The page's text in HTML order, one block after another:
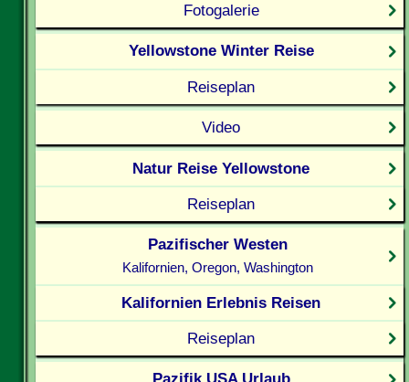
Fotogalerie
Yellowstone Winter Reise
Reiseplan
Video
Natur Reise Yellowstone
Reiseplan
Pazifischer Westen
Kalifornien, Oregon, Washington
Kalifornien Erlebnis Reisen
Reiseplan